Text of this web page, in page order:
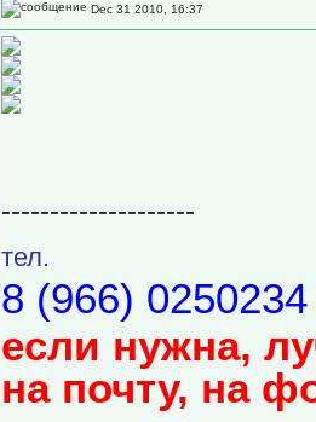
Dec 31 2010, 16:37
--------------------
тел.
8 (966) 0250234
если нужна,
на почту, на